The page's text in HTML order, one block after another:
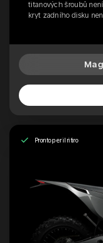
titanových šroubů
kryt zadního disku
Pronto per il ritiro